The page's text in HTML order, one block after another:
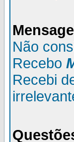
M
Não
Recebo
Recebi